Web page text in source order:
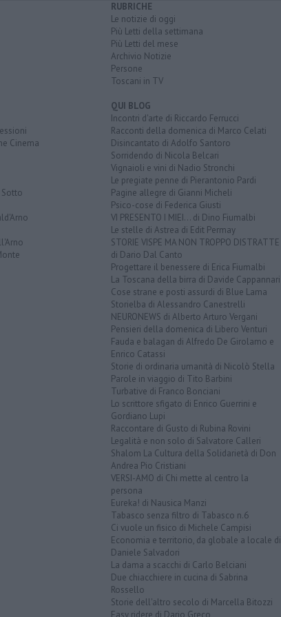
Cinema
RUBRICHE
Le notizie di oggi
Più Letti della settimana
Più Letti del mese
Archivio Notizie
Persone
Toscani in TV
QUI BLOG
Incontri d'arte di Riccardo Ferrucci
Racconti della domenica di Marco Celati
Disincantato di Adolfo Santoro
Sorridendo di Nicola Belcari
Vignaioli e vini di Nadio Stronchi
Le pregiate penne di Pierantonio Pardi
Pagine allegre di Gianni Micheli
Psico-cose di Federica Giusti
VI PRESENTO I MIEI... di Dino Fiumalbi
Le stelle di Astrea di Edit Permay
STORIE VISPE MA NON TROPPO DISTRATTE
di Dario Dal Canto
Progettare il benessere di Erica Fiumalbi
La Toscana della birra di Davide Cappannari
Cose strane e posti assurdi di Blue Lama
Storielba di Alessandro Canestrelli
NEURONEWS di Alberto Arturo Vergani
Pensieri della domenica di Libero Venturi
Fauda e balagan di Alfredo De Girolamo e
Enrico Catassi
Storie di ordinaria umanità di Nicolò Stella
Parole in viaggio di Tito Barbini
Turbative di Franco Bonciani
Lo scrittore sfigato di Enrico Guerrini e
Gordiano Lupi
Raccontare di Gusto di Rubina Rovini
Legalità e non solo di Salvatore Calleri
Shalom La Cultura della Solidarietà di Don
Andrea Pio Cristiani
VERSI-AMO di Chi mette al centro la
persona
Eureka! di Nausica Manzi
Tabasco senza filtro di Tabasco n.6
Ci vuole un fisico di Michele Campisi
Economia e territorio, da globale a locale di
Daniele Salvadori
La dama a scacchi di Carlo Belciani
Due chiacchiere in cucina di Sabrina
Rossello
Storie dell'altro secolo di Marcella Bitozzi